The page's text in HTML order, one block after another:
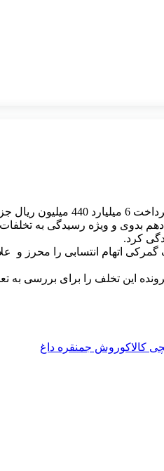
خبر داد.
و ویژه رسیدگی به تخلفات
این تخلف را برای بررسی به
کالاکوروش جمنقره داغ